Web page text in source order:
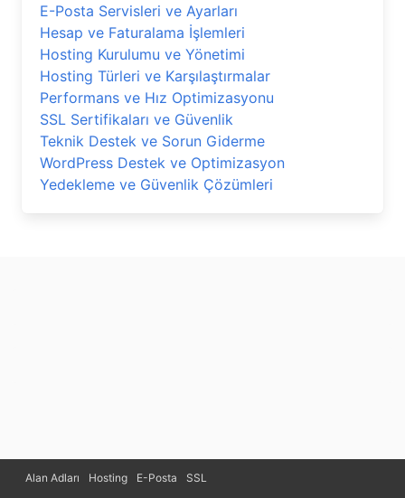
E-Posta Servisleri ve Ayarları
Hesap ve Faturalama İşlemleri
Hosting Kurulumu ve Yönetimi
Hosting Türleri ve Karşılaştırmalar
Performans ve Hız Optimizasyonu
SSL Sertifikaları ve Güvenlik
Teknik Destek ve Sorun Giderme
WordPress Destek ve Optimizasyon
Yedekleme ve Güvenlik Çözümleri
Alan Adları Hosting E-Posta SSL